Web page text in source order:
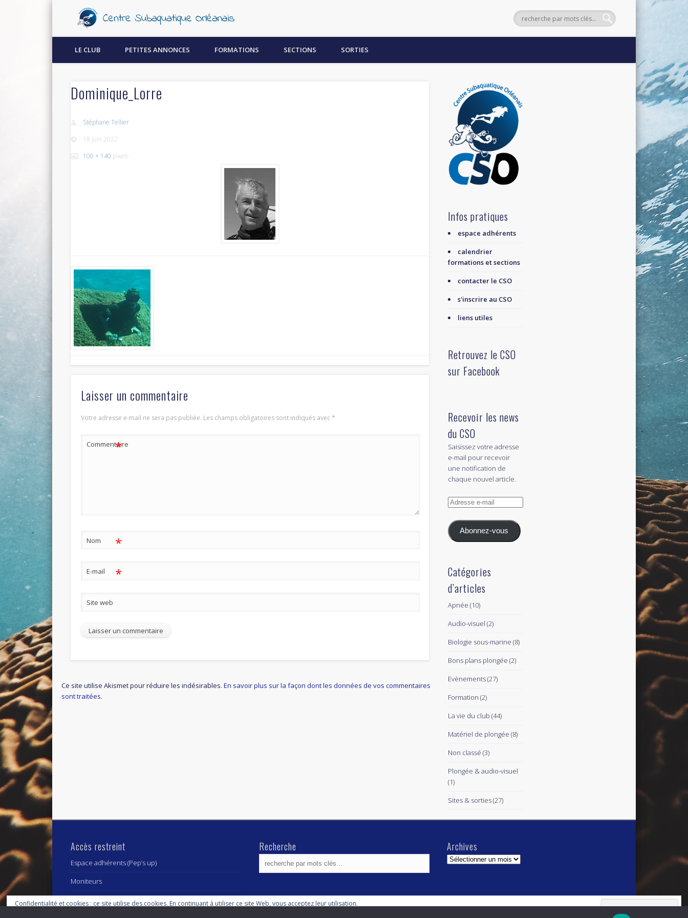
Découvrez la plongée sous-marine à Orléans !
LE CLUB PETITES ANNONCES FORMATIONS SECTIONS SORTIES
Dominique_Lorre
Stéphane Tellier
18 juin 2022
100 × 140 pixels
Laisser un commentaire
Votre adresse e-mail ne sera pas publiée. Les champs obligatoires sont indiqués avec*
Commentaire
*
Nom *
E-mail *
Site web
Ce site utilise Akismet pour réduire les indésirables.En savoir plus sur la façon dont les données de vos commentaires
sont traitées.
Infos pratiques
espace adhérents
calendrier
formations et sections
contacter le CSO
s'inscrire au CSO
liens utiles
Retrouvez le CSO
sur Facebook
Recevoir les news
du CSO
Saisissez votre adresse
e-mail pour recevoir
une notification de
chaque nouvel article.
Adresse
mail
Abonnez-vous
Catégories
d’articles
Apnée (10)
Audio-visuel (2)
Biologie sous-marine (8)
Bons plans plongée (2)
Evènements(27)
Formation (2)
La vie du club (44)
Matériel de plongée (8)
Non classé (3)
Plongée & audio-visuel
(1)
Sites & sorties(27)
Accès restreint
Espace adhérents (Pep’s up)
Moniteurs
Recherche Archives
Archives
Confidentialité et cookies : ce site utilise des cookies. En continuant à utiliser ce site Web, vous acceptez leur utilisation.